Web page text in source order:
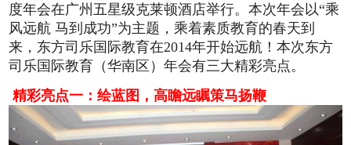
度年会在广州五星级克莱顿酒店举行。本次年会以“乘
风远航 马到成功”为主题，乘着素质教育的春天到
来，东方司乐国际教育在2014年开始远航！本次东方
司乐国际教育（华南区）年会有三大精彩亮点。
精彩亮点一：绘蓝图，高瞻远瞩策马扬鞭